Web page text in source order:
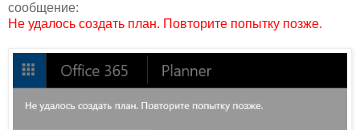
сообщение:
Не удалось создать план. Повторите попытку позже.